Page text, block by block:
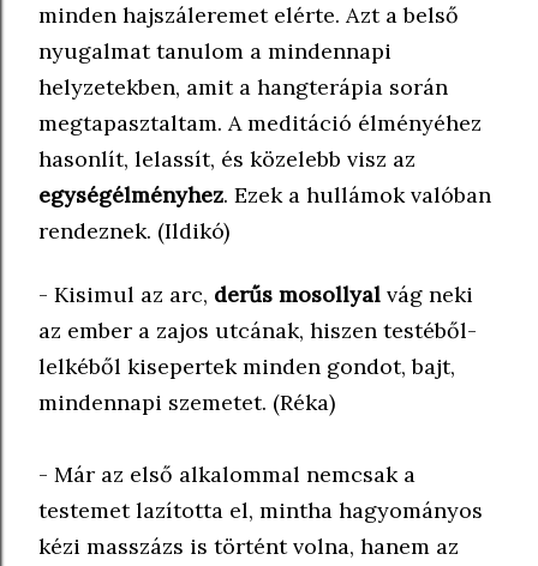
minden hajszáleremet elérte. Azt a belső
nyugalmat tanulom a mindennapi
helyzetekben, amit a hangterápia során
megtapasztaltam. A meditáció élményéhez
hasonlít, lelassít, és közelebb visz az
egységélményhez. Ezek a hullámok valóban
rendeznek. (Ildikó)
- Kisimul az arc, derűs mosollyal vág neki
az ember a zajos utcának, hiszen testéből-
lelkéből kisepertek minden gondot, bajt,
mindennapi szemetet. (Réka)
- Már az első alkalommal nemcsak a
testemet lazította el, mintha hagyományos
kézi masszázs is történt volna, hanem az